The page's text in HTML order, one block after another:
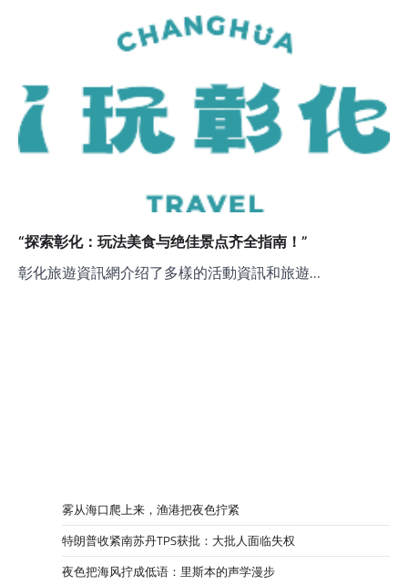
“探索彰化：玩法美食与绝佳景点齐全指南！”
彰化旅遊資訊網介绍了多樣的活動資訊和旅遊…
雾从海口爬上来，渔港把夜色拧紧
特朗普收紧南苏丹TPS获批：大批人面临失权
夜色把海风拧成低语：里斯本的声学漫步